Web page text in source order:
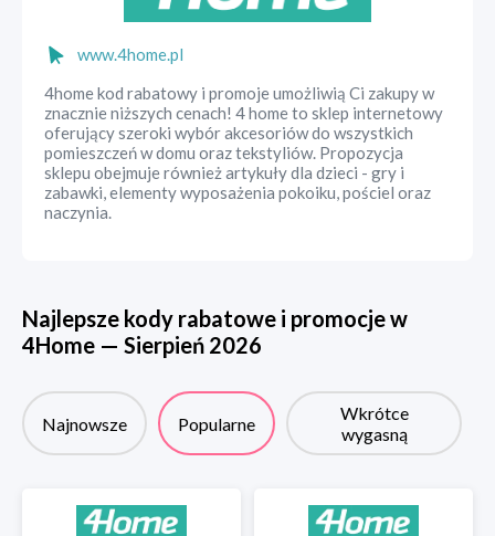
www.4home.pl
4home kod rabatowy i promoje umożliwią Ci zakupy w
znacznie niższych cenach! 4 home to sklep internetowy
oferujący szeroki wybór akcesoriów do wszystkich
pomieszczeń w domu oraz tekstyliów. Propozycja
sklepu obejmuje również artykuły dla dzieci - gry i
zabawki, elementy wyposażenia pokoiku, pościel oraz
naczynia.
Najlepsze kody rabatowe i promocje w
4Home — Sierpień 2026
Najnowsze Popularne
Wkrótce
wygasną